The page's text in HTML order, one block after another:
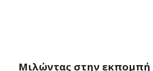
Μιλώντας στην εκπομπή